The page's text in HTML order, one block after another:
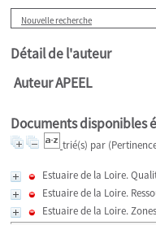
Nouvelle recherche
Détail de l'auteur
Auteur APEEL
Documents disponibles
trié(s) par
Estuaire de la Loire.
Estuaire de la Loire.
Estuaire de la Loire.